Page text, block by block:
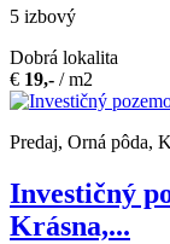
5 izbový
Dobrá lokalita
€ 19,- / m2
Predaj, Orná pôda,
Investičný
Krásna,...